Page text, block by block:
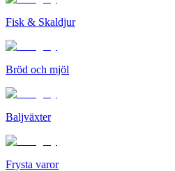
Fisk & Skaldjur
Bröd och mjöl
Baljväxter
Frysta varor